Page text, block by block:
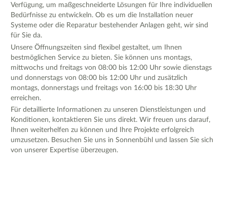
Verfügung, um maßgeschneiderte Lösungen für Ihre individuellen
Bedürfnisse zu entwickeln. Ob es um die Installation neuer
Systeme oder die Reparatur bestehender Anlagen geht, wir sind
für Sie da.
Unsere Öffnungszeiten sind flexibel gestaltet, um Ihnen
bestmöglichen Service zu bieten. Sie können uns montags,
mittwochs und freitags von 08:00 bis 12:00 Uhr sowie dienstags
und donnerstags von 08:00 bis 12:00 Uhr und zusätzlich
montags, donnerstags und freitags von 16:00 bis 18:30 Uhr
erreichen.
Für detaillierte Informationen zu unseren Dienstleistungen und
Konditionen, kontaktieren Sie uns direkt. Wir freuen uns darauf,
Ihnen weiterhelfen zu können und Ihre Projekte erfolgreich
umzusetzen. Besuchen Sie uns in Sonnenbühl und lassen Sie sich
von unserer Expertise überzeugen.